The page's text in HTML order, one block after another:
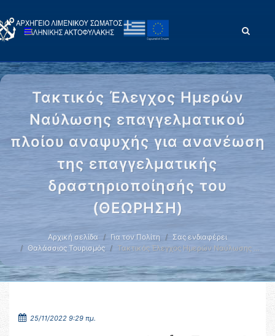
Τακτικός Έλεγχος Ημερών
Ναύλωσης επαγγελματικού
πλοίου αναψυχής για ανανέωση
της επαγγελματικής
δραστηριοποίησής του
(ΘΕΩΡΗΣΗ)
Αρχική σελίδα Για τον Πολίτη
Σας ενδιαφέρει
Θαλάσσιος Τουρισμός
Τακτικός Έλεγχος Ημερών Ναύλωσης …
25/11/2022 9:29 πμ.